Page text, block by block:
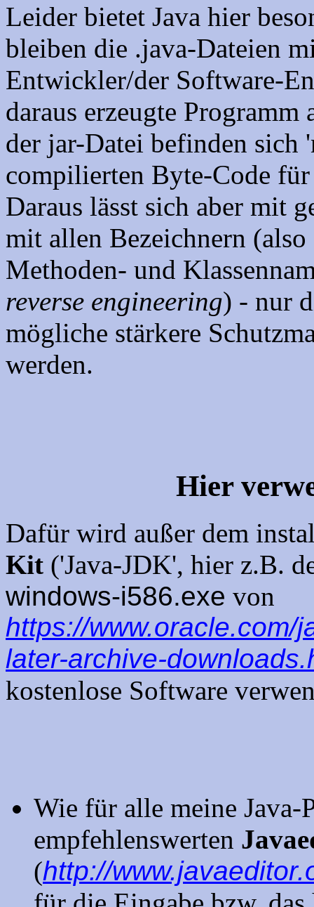
Leider bietet Java hier
bleiben die .java-Dateien
Entwickler/der Software-
daraus erzeugte
der jar-Datei befinden sich
compilierten Byte-Code
Daraus lässt sich aber mit
mit allen Bezeichnern
Methoden- und
reverse engineering) - nur
mögliche stärkere
werden.
Hier
Dafür wird außer dem
Kit ('Java-JDK', hier z.B.
windows-i586.exe von
https://www.oracle.com/
later-archive-
kostenlose Software
Wie für alle meine Java-
empfehlenswerten
(http://